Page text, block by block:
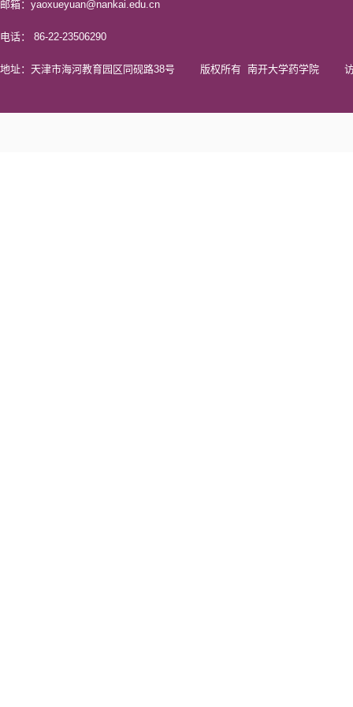
邮箱：yaoxueyuan@nankai.edu.cn
电话： 86-22-23506290
地址：天津市海河教育园区同砚路38号 版权所有 南开大学药学院 访